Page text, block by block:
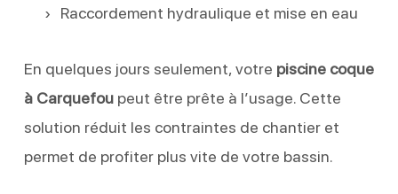
Raccordement hydraulique et mise en eau
En quelques jours seulement, votre piscine coque
à Carquefoupeut être prête à l’usage. Cette
solution réduit les contraintes de chantier et
permet de profiter plus vite de votre bassin.